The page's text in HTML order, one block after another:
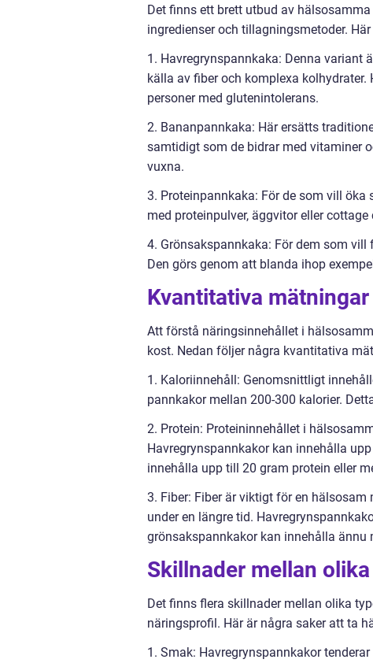
Det finns ett brett utbud av
ingredienser och tillagningsmetoder.
1. Havregrynspannkaka: Denna variant
källa av fiber och komplexa
personer med glutenintolerans.
2. Bananpannkaka: Här ersätts
samtidigt som de bidrar med vitaminer
vuxna.
3. Proteinpannkaka: För de som vill
med proteinpulver, äggvitor eller
4. Grönsakspannkaka: För dem som
Den görs genom att blanda ihop
Kvantitativa
Att förstå näringsinnehållet i
kost. Nedan följer några kvantitativa
1. Kaloriinnehåll: Genomsnittligt
pannkakor mellan 200-300 kalorier.
2. Protein: Proteininnehållet i
Havregrynspannkakor kan innehålla
innehålla upp till 20 gram protein eller
3. Fiber: Fiber är viktigt för en
under en längre tid.
grönsakspannkakor kan innehålla ännu
Skillnader mellan
Det finns flera skillnader mellan olika
näringsprofil. Här är några saker att ta
1. Smak: Havregrynspannkakor